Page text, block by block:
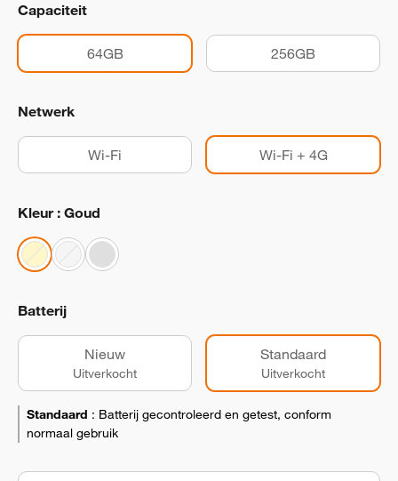
Capaciteit
64GB 256GB
Netwerk
Wi-Fi Wi-Fi + 4G
Kleur : Goud
Batterij
Nieuw
Uitverkocht
Standaard
Uitverkocht
Standaard : Batterij gecontroleerd en getest, conform
normaal gebruik